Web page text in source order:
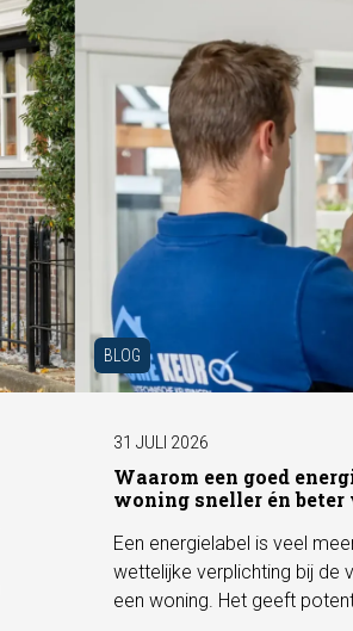
BLOG
31 JULI 2026
Waarom een goed
woning sneller én
Een energielabel is veel
wettelijke verplichting bij de
een woning. Het geeft